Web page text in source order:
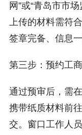
网”或“青岛市市
上传的材料需符
签章完备、信息一
第三步：预约工
通过预审后，需
携带纸质材料前
交。窗口工作人